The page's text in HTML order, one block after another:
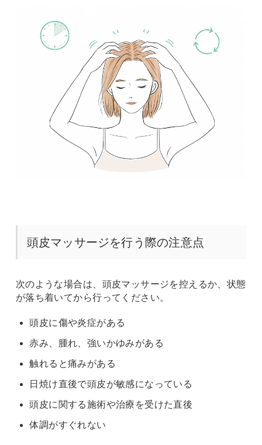
頭皮マッサージを行う際の注意点
次のような場合は、頭皮マッサージを控えるか、状態
が落ち着いてから行ってください。
頭皮に傷や炎症がある
赤み、腫れ、強いかゆみがある
触れると痛みがある
日焼け直後で頭皮が敏感になっている
頭皮に関する施術や治療を受けた直後
体調がすぐれない